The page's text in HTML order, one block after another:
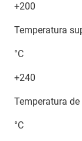
+200
Temperatura
°C
+240
Temperatura
°C